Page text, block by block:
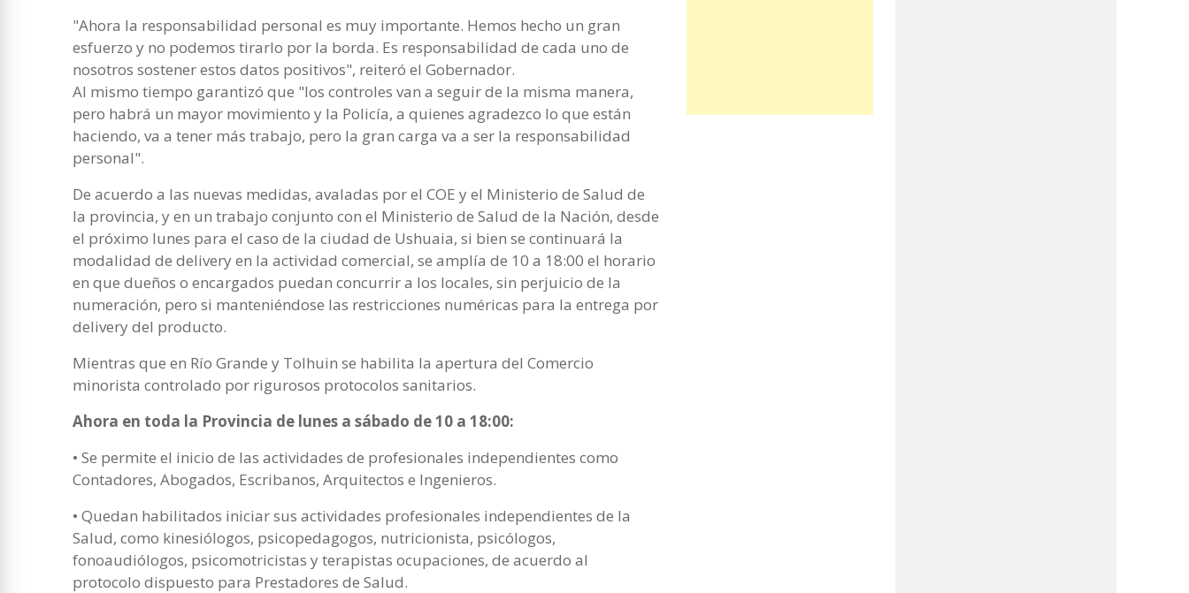
"Ahora la responsabilidad personal es muy importante. Hemos hecho un gran
esfuerzo y no podemos tirarlo por la borda. Es responsabilidad de cada uno de
nosotros sostener estos datos positivos", reiteró el Gobernador.
Al mismo tiempo garantizó que "los controles van a seguir de la misma manera,
pero habrá un mayor movimiento y la Policía, a quienes agradezco lo que están
haciendo, va a tener más trabajo, pero la gran carga va a ser la responsabilidad
personal".
De acuerdo a las nuevas medidas, avaladas por el COE y el Ministerio de Salud de
la provincia, y en un trabajo conjunto con el Ministerio de Salud de la Nación, desde
el próximo lunes para el caso de la ciudad de Ushuaia, si bien se continuará la
modalidad de delivery en la actividad comercial, se amplía de 10 a 18:00 el horario
en que dueños o encargados puedan concurrir a los locales, sin perjuicio de la
numeración, pero si manteniéndose las restricciones numéricas para la entrega por
delivery del producto.
Mientras que en Río Grande y Tolhuin se habilita la apertura del Comercio
minorista controlado por rigurosos protocolos sanitarios.
Ahora en toda la Provincia de lunes a sábado de 10 a 18:00:
• Se permite el inicio de las actividades de profesionales independientes como
Contadores, Abogados, Escribanos, Arquitectos e Ingenieros.
• Quedan habilitados iniciar sus actividades profesionales independientes de la
Salud, como kinesiólogos, psicopedagogos, nutricionista, psicólogos,
fonoaudiólogos, psicomotricistas y terapistas ocupaciones, de acuerdo al
protocolo dispuesto para Prestadores de Salud.